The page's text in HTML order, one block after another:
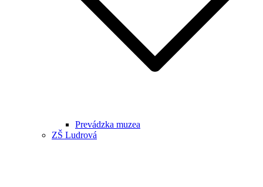
Prevádzka muzea
ZŠ Ludrová